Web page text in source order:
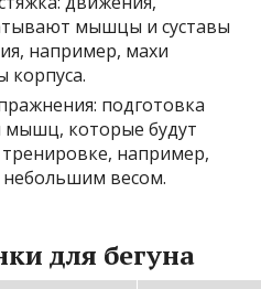
мышцы и суставы
например, махи
корпуса.
подготовка
мышц, которые будут
например,
небольшим весом.
для бегуна